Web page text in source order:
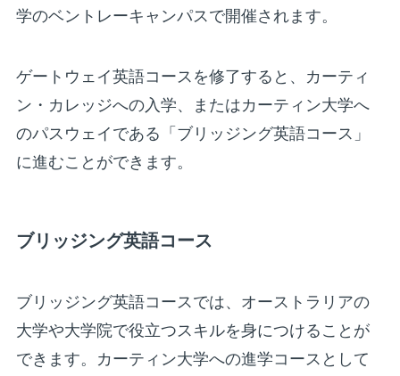
学のベントレーキャンパスで開催されます。
ゲートウェイ英語コースを修了すると、カーティ
ン・カレッジへの入学、またはカーティン大学へ
のパスウェイである「ブリッジング英語コース」
に進むことができます。
ブリッジング英語コース
ブリッジング英語コースでは、オーストラリアの
大学や大学院で役立つスキルを身につけることが
できます。カーティン大学への進学コースとして